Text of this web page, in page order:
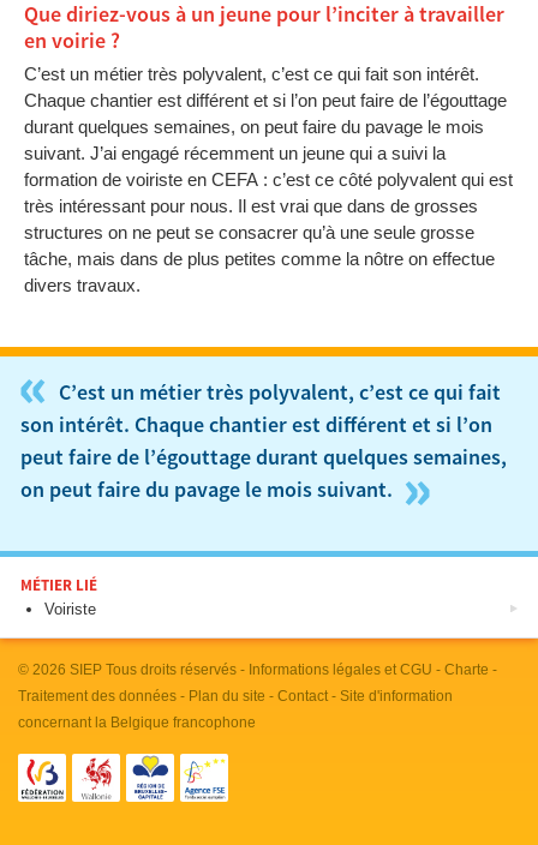
Que diriez-vous à un jeune pour l’inciter à travailler
en voirie ?
C’est un métier très polyvalent, c’est ce qui fait son intérêt.
Chaque chantier est différent et si l’on peut faire de l’égouttage
durant quelques semaines, on peut faire du pavage le mois
suivant. J’ai engagé récemment un jeune qui a suivi la
formation de voiriste en CEFA : c’est ce côté polyvalent qui est
très intéressant pour nous. Il est vrai que dans de grosses
structures on ne peut se consacrer qu’à une seule grosse
tâche, mais dans de plus petites comme la nôtre on effectue
divers travaux.
« C’est un métier très polyvalent, c’est ce qui fait
son intérêt. Chaque chantier est différent et si l’on
peut faire de l’égouttage durant quelques semaines,
on peut faire du pavage le mois suivant. »
MÉTIER LIÉ
Voiriste
© 2026 SIEP Tous droits réservés - Informations légales et CGU - Charte -
Traitement des données - Plan du site - Contact- Site d'information
concernant la Belgique francophone